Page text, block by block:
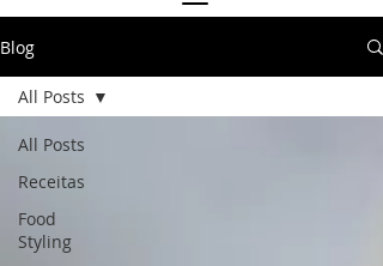
Blog
All Posts
Receitas
Food
Styling
All Posts